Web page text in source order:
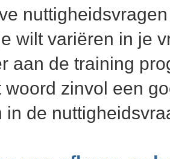
wilt variëren in je
aan de training
woord zinvol een
in de